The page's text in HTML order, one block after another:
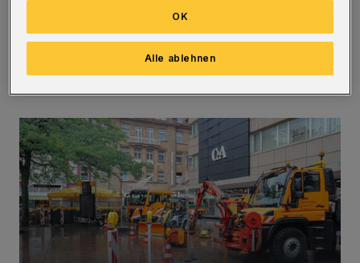
Bürgern mit ihren verschiedensten Aufgaben
und Dienstleistungen zur Verfügung zu
stehen“, erklärt Personaldezernentin Dr.
Alle ablehnen
OK